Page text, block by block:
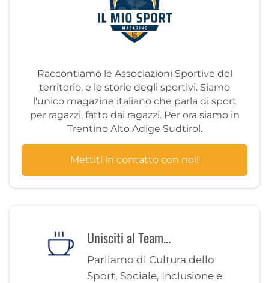
Raccontiamo le Associazioni Sportive del
territorio, e le storie degli sportivi. Siamo
l'unico magazine italiano che parla di sport
per ragazzi, fatto dai ragazzi. Per ora siamo in
Trentino Alto Adige Sudtirol.
Mettiti in contatto con noi!
Unisciti al Team...
Parliamo di Cultura dello
Sport, Sociale, Inclusione e